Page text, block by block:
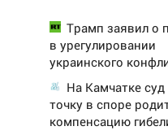
Трамп заявил о
в урегулировании
украинского
На Камчатке
точку в споре
компенсацию